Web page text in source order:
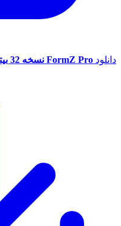
FormZ Pro نسخه 32 بیتی